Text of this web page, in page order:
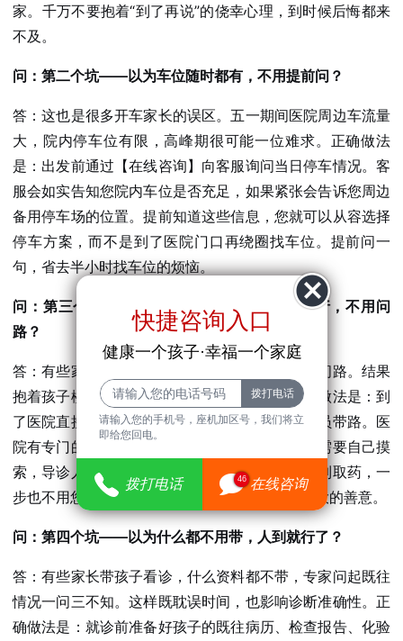
家。千万不要抱着“到了再说”的侥幸心理，到时候后悔都来
不及。
问：第二个坑——以为车位随时都有，不用提前问？
答：这也是很多开车家长的误区。五一期间医院周边车流量
大，院内停车位有限，高峰期很可能一位难求。正确做法
是：出发前通过【在线咨询】向客服询问当日停车情况。客
服会如实告知您院内车位是否充足，如果紧张会告诉您周边
备用停车场的位置。提前知道这些信息，您就可以从容选择
停车方案，而不是到了医院门口再绕圈找车位。提前问一
句，省去半小时找车位的烦恼。
问：第三个坑——以为到了医院自己找科室就行，不用问
路？
答：有些家长觉得自己看指示牌就行，不好意思问路。结果
抱着孩子楼上楼下跑了好几趟，又累又急。正确做法是：到
了医院直接去导诊台，出示预约信息，让导诊人员带路。医
院有专门的导诊服务，就是为家长准备的。您不需要自己摸
索，导诊人员会全程引导，从登记到看诊到检查到取药，一
步也不用您操心。主动求助，是对自己和孩子最大的善意。
问：第四个坑——以为什么都不用带，人到就行了？
答：有些家长带孩子看诊，什么资料都不带，专家问起既往
情况一问三不知。这样既耽误时间，也影响诊断准确性。正
确做法是：就诊前准备好孩子的既往病历、检查报告、化验
快捷咨询入口
健康一个孩子·幸福一个家庭
请输入您的手机号，座机加区号，我们将立
即给您回电。
拨打电话 46 在线咨询